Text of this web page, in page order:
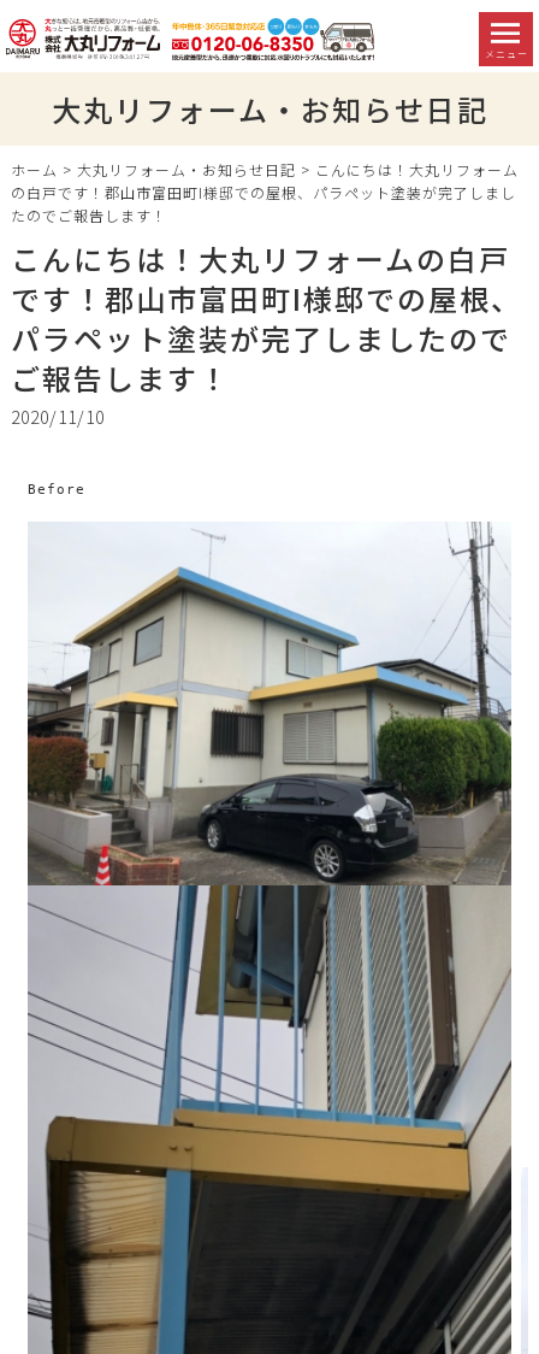
メニュー
大丸リフォーム・お知らせ日記
ホーム > 大丸リフォーム・お知らせ日記 > こんにちは！大丸リフォーム
の白戸です！郡山市富田町I様邸での屋根、パラペット塗装が完了しまし
たのでご報告します！
こんにちは！大丸リフォームの白戸
です！郡山市富田町I様邸での屋根、
パラペット塗装が完了しましたので
ご報告します！
2020/11/10
Before